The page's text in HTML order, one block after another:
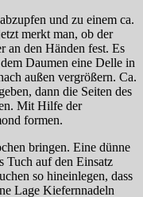
und zu einem ca.
merkt man, ob der
an den Händen fest. Es
Daumen eine Delle in
außen vergrößern. Ca.
dann die Seiten des
Mit Hilfe der
formen.
bringen. Eine dünne
Tuch auf den Einsatz
so hineinlegen, dass
Lage Kiefernnadeln